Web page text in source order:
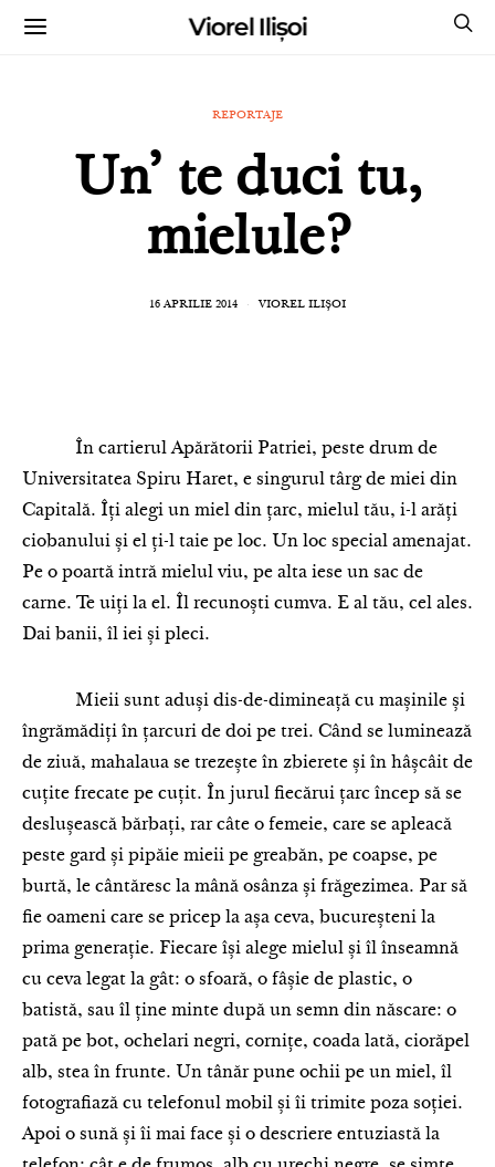
Viorel Ilișoi
REPORTAJE
Un’ te duci tu,
mielule?
16 APRILIE 2014 VIOREL ILIȘOI
În cartierul Apărătorii Patriei, peste drum de
Universitatea Spiru Haret, e singurul târg de miei din
Capitală. Îți alegi un miel din țarc, mielul tău, i-l arăți
ciobanului și el ți-l taie pe loc. Un loc special amenajat.
Pe o poartă intră mielul viu, pe alta iese un sac de
carne. Te uiți la el. Îl recunoști cumva. E al tău, cel ales.
Dai banii, îl iei și pleci.
Mieii sunt aduși dis-de-dimineață cu mașinile și
îngrămădiți în țarcuri de doi pe trei. Când se luminează
de ziuă, mahalaua se trezește în zbierete și în hâșcâit de
cuțite frecate pe cuțit. În jurul fiecărui țarc încep să se
deslușească bărbați, rar câte o femeie, care se apleacă
peste gard și pipăie mieii pe greabăn, pe coapse, pe
burtă, le cântăresc la mână osânza și frăgezimea. Par să
fie oameni care se pricep la așa ceva, bucureșteni la
prima generație. Fiecare își alege mielul și îl înseamnă
cu ceva legat la gât: o sfoară, o fâșie de plastic, o
batistă, sau îl ține minte după un semn din născare: o
pată pe bot, ochelari negri, cornițe, coada lată, ciorăpel
alb, stea în frunte. Un tânăr pune ochii pe un miel, îl
fotografiază cu telefonul mobil și îi trimite poza soției.
Apoi o sună și îi mai face și o descriere entuziastă la
CUMPĂRĂ CĂRȚILE MELE CU AUTOGRAF